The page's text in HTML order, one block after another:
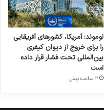
لوموند: آمریکا، کشورهای آفریقایی
را برای خروج از دیوان کیفری
بین‌المللی تحت فشار قرار داده
است
2 ساعت پیش